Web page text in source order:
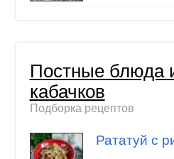
Постные блюда
кабачков
Подборка рецептов
Рататуй с